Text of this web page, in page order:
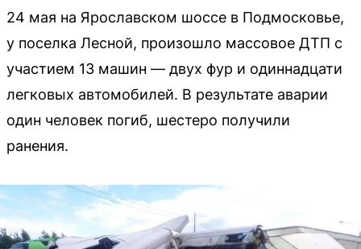
24 мая на Ярославском шоссе в Подмосковье,
у поселка Лесной, произошло массовое ДТП с
участием 13 машин — двух фур и одиннадцати
легковых автомобилей. В результате аварии
один человек погиб, шестеро получили
ранения.